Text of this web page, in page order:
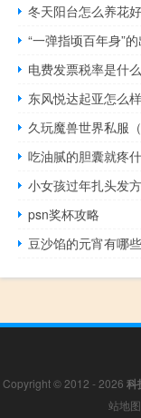
冬天阳台怎么养花
“一弹指顷百年身”
电费发票税率是什么
东风悦达起亚怎么
久玩魔兽世界私服
吃油腻的胆囊就疼
小女孩过年扎头发
psn奖杯攻略
豆沙馅的元宵有哪
Copyright © 2012 - 2026 科
站地图